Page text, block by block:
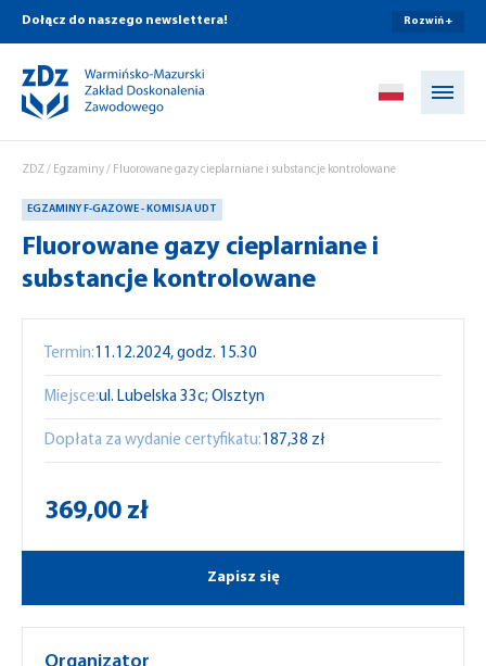
Dołącz do naszego newslettera! Rozwiń +
ZDZ/ Egzaminy/ Fluorowane gazy cieplarniane i substancje kontrolowane
EGZAMINY F-GAZOWE - KOMISJA UDT
Fluorowane gazy cieplarniane i
substancje kontrolowane
Termin: 11.12.2024, godz. 15.30
Miejsce:ul. Lubelska 33c; Olsztyn
Dopłata za wydanie certyfikatu: 187,38 zł
369,00 zł
Zapisz się